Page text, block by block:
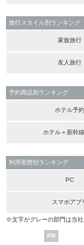
旅行スタイル別ランキング
家族旅行
友人旅行
予約商品別ランキング
ホテル予約
ホテル＋新幹
利用形態別ランキング
PC
スマホアプ
※文字がグレーの部門は当社
PR